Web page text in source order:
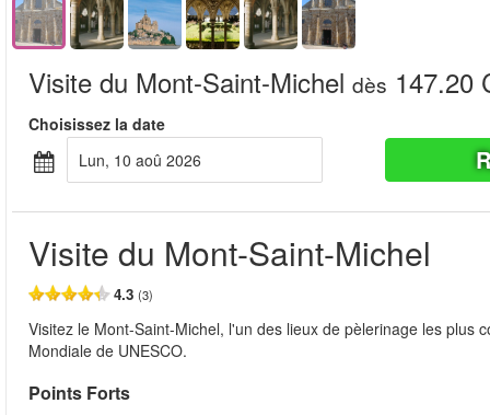
Visite du Mont-Saint-Michel dès 147.20
Choisissez la date
lun, 10 aoû 2026
Visite du Mont-Saint-Michel
4.3 (3)
Visitez le Mont-Saint-Michel, l'un des lieux de pèlerinage les
Mondiale de UNESCO.
Points Forts